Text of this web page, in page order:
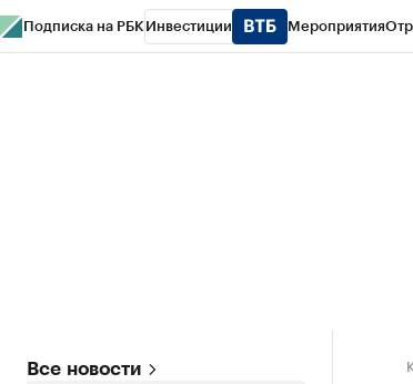
Подписка на РБК Инвестиции Мероприятия
Все новости